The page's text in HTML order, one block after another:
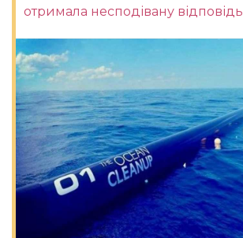
отримала несподівану відповідь